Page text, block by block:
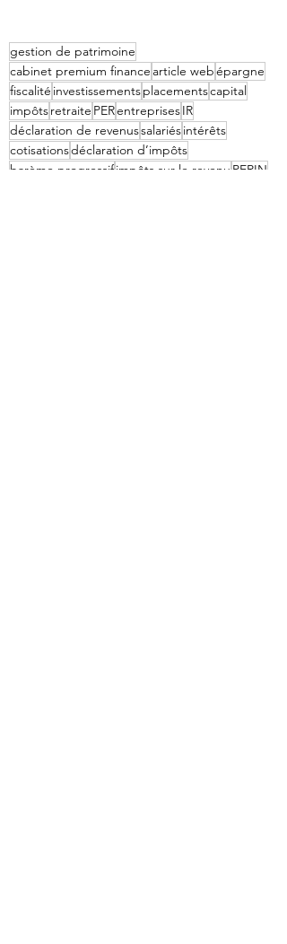
gestion de patrimoine
cabinet premium finance article webépargne
fiscalité investissementsplacementscapital
impôtsretraite PERentreprisesIR
déclaration de revenussalariésintérêts
cotisationsdéclaration d’impôts
barème progressifimpôts sur le revenu PERIN